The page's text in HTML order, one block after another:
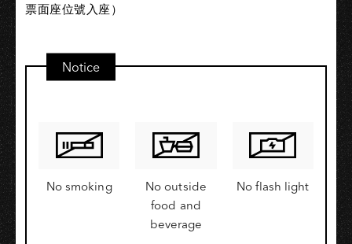
票面座位號入座）
Notice
No smoking
No outside
food and
beverage
No flash light